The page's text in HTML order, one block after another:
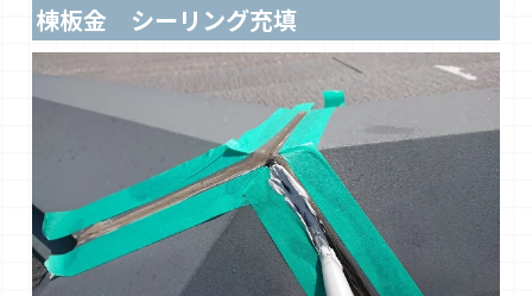
棟板金 シーリング充填